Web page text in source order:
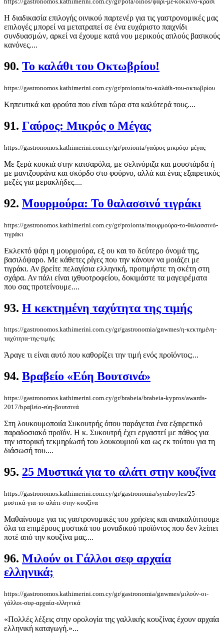
Η διαδικασία επιλογής οινικού παρτενέρ για τις γαστρονομικές μας
επιλογές μπορεί να μετατραπεί σε ένα ευχάριστο παιχνίδι
συνδυασμών, αρκεί να έχουμε κατά νου μερικούς απλούς βασικούς
κανόνες....
90. Το καλάθι του Οκτωβρίου!
https://gastronomos.kathimerini.com.cy/gr/proionta/το-καλάθι-του-οκτωβρίου
Κηπευτικά και φρούτα που είναι τώρα στα καλύτερά τους....
91. Γαύρος: Μικρός ο Μέγας
https://gastronomos.kathimerini.com.cy/gr/proionta/γαύρος-μικρόςο-μέγας
Με ξερά κουκιά στην κατσαρόλα, με σελινόριζα και μουστάρδα ή
με μαντζουράνα και σκόρδο στο φούρνο, αλλά και ένας εξαιρετικός
μεζές για μερακλήδες....
92. Mουρμούρα: Το θαλασσινό τιγράκι
https://gastronomos.kathimerini.com.cy/gr/proionta/mουρμούρα-το-θαλασσινό-
τιγράκι
Εκλεκτό ψάρι η μουρμούρα, εξ ου και το δεύτερο όνομά της,
βασιλόψαρο. Με κάθετες ρίγες που την κάνουν να μοιάζει με
τιγράκι. Αν βρείτε πελαγίσια ελληνική, προτιμήστε τη σκέτη στη
σχάρα. Αν πάλι είναι ιχθυοτροφείου, δοκιμάστε τα μαγειρέματα
που σας προτείνουμε....
93. Η κεκτημένη ταχύτητα της τιμής
https://gastronomos.kathimerini.com.cy/gr/gastronomia/gnwmes/η-κεκτημένη-
ταχύτητα-της-τιμής
Άραγε τι είναι αυτό που καθορίζει την τιμή ενός προϊόντος;...
94. Bραβείο «Εύη Βουτσινά»
https://gastronomos.kathimerini.com.cy/gr/brabeia/brabeia-kypros/awards-
2017/bραβείο-εύη-βουτσινά
Στη λουκουμοποιία Συκουτρής όπου παράγεται ένα εξαιρετικό
παραδοσιακό προϊόν. H κ. Συκουτρή έχει εργαστεί με πάθος για
την ιστορική τεκμηρίωσή του λουκουμιού και ως εκ τούτου για τη
διάσωσή του....
95. 25 Μυστικά για το αλάτι στην κουζίνα
https://gastronomos.kathimerini.com.cy/gr/gastronomia/symboyles/25-
μυστικά-για-το-αλάτι-στην-κουζίνα
Mαθαίνουμε για τις γαστρονομικές του χρήσεις και ανακαλύπτουμε
όλα τα επιμέρους μυστικά του μοναδικού προϊόντος που δεν λείπει
ποτέ από την κουζίνα μας....
96. Μιλούν οι Γάλλοι σεφ αρχαία
ελληνικά;
https://gastronomos.kathimerini.com.cy/gr/gastronomia/gnwmes/μιλούν-οι-
γάλλοι-σεφ-αρχαία-ελληνικά
«Πολλές λέξεις στην ορολογία της γαλλικής κουζίνας έχουν αρχαία
ελληνική καταγωγή.»...